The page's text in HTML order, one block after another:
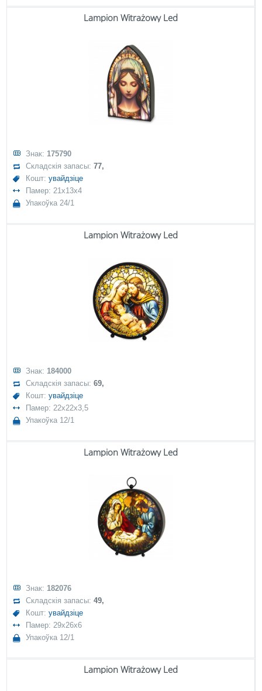
Lampion Witrażowy Led
Знак: 175790
Складскія запасы:77,
Кошт:увайдзіце
Памер: 21x13x4
Упакоўка 24/1
Lampion Witrażowy Led
Знак: 184000
Складскія запасы:69,
Кошт:увайдзіце
Памер: 22x22x3,5
Упакоўка 12/1
Lampion Witrażowy Led
Знак: 182076
Складскія запасы:49,
Кошт:увайдзіце
Памер: 29x26x6
Упакоўка 12/1
Lampion Witrażowy Led